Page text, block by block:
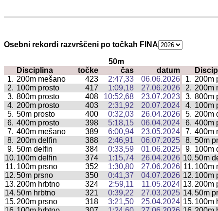
Osebni rekordi razvrščeni po točkah FINA
50m
Disciplina
točke čas datum
1. 200m mešano 423 2:47,33 06.06.2026 1. 200m
2. 100m prosto 417 1:09,18 27.06.2026 2. 200m
3. 800m prosto 408 10:52,68 23.07.2023 3. 800m
4. 200m prosto 403 2:31,92 20.07.2024 4. 100m
5. 50m prosto 400 0:32,03 26.04.2026 5. 200m
6. 400m prosto 398 5:18,15 06.04.2024 6. 400m
7. 400m mešano 389 6:00,94 23.05.2024 7. 400m
8. 200m delfin 388 2:46,91 06.07.2025 8. 50m
9. 50m delfin 384 0:33,59 01.06.2025 9. 100m
10. 100m delfin 374 1:15,74 26.04.2026 10.50m
11. 100m prsno 352 1:30,80 27.06.2026 11. 100m
12.50m prsno 350 0:41,37 04.07.2026 12. 100m
13. 200m hrbtno 324 2:59,11 11.05.2024 13. 200m
14.50m hrbtno 321 0:39,22 27.03.2025 14.50m
15. 200m prsno 318 3:21,50 25.04.2024 15. 100m